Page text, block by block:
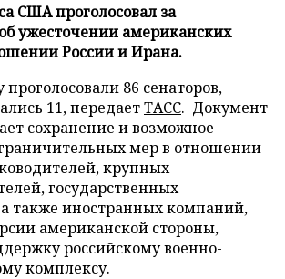
США проголосовал за
ужесточении американских
России и Ирана.
86 сенаторов,
11, передаетТАСС. Документ
сохранение и возможное
мер в отношении
крупных
государственных
также иностранных компаний,
американской стороны,
российскому военно-
комплексу.